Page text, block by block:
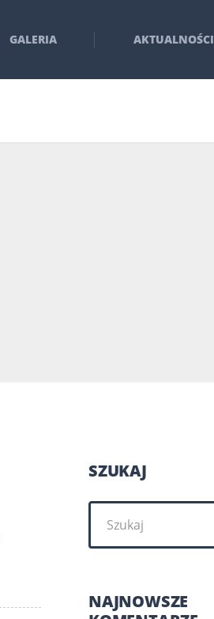
GALERIA AKTUALNOŚCI
SZUKAJ
Szukaj:
NAJNOWSZE